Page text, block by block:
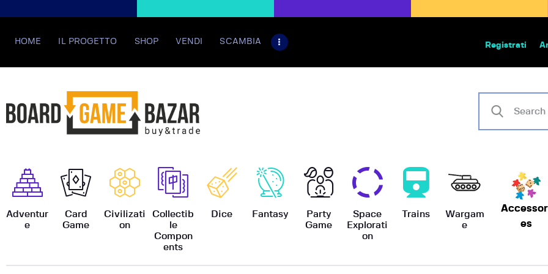
HOME IL PROGETTO SHOP VENDI SCAMBIA Registrati
Adventur
e
Card
Game
Civilizati
on
Collectib
le
Compon
ents
Dice Fantasy
Party
Game
Space
Explorati
on
Trains
Wargam
e
es
BoardGameBazar | vendita e scambio
BoardGameBazar
HOME
IL PROGETTO
CASE EDITRICI
AIUTO
BLOG-NEWS